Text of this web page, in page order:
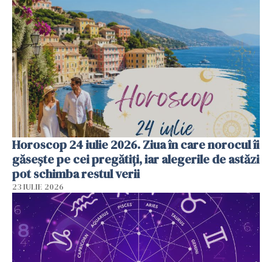
Horoscop 24 iulie 2026. Ziua în care norocul îi
găsește pe cei pregătiți, iar alegerile de astăzi
pot schimba restul verii
23 IULIE 2026